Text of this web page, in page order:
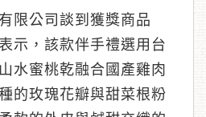
限公司談到獲獎商品
示，該款伴手禮選用台
水蜜桃乾融合國產雞肉
的玫瑰花瓣與甜菜根粉